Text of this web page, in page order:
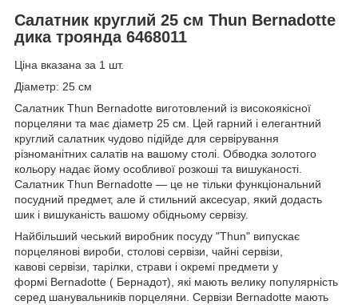
Салатник круглий 25 см Thun Bernadotte
дика троянда 6468011
Ціна вказана за 1 шт.
Діаметр: 25 см
Салатник Thun Bernadotte виготовлений із високоякісної
порцеляни та має діаметр 25 см. Цей гарний і елегантний
круглий салатник чудово підійде для сервірування
різноманітних салатів на вашому столі. Обводка золотого
кольору надає йому особливої розкоші та вишуканості.
Салатник Thun Bernadotte — це не тільки функціональний
посудний предмет, але й стильний аксесуар, який додасть
шик і вишуканість вашому обідньому сервізу.
Найбільший чеський виробник посуду "Thun" випускає
порцелянові вироби, столові сервізи, чайні сервізи,
кавові сервізи, тарілки, страви і окремі предмети у
формі Bernadotte ( Бернадот), які мають велику популярність
серед шанувальників порцеляни. Сервізи Bernadotte мають